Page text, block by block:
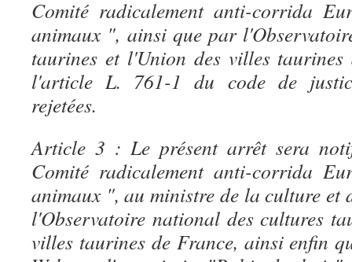
Comité radicalement anti-corrida
animaux ", ainsi que par
taurines et l'Union des villes
l'article L. 761-1 du code de
rejetées.
Article 3 : Le présent arrêt sera
Comité radicalement anti-corrida
animaux ", au ministre de la culture et
l'Observatoire national des cultures
villes taurines de France, ainsi enfin